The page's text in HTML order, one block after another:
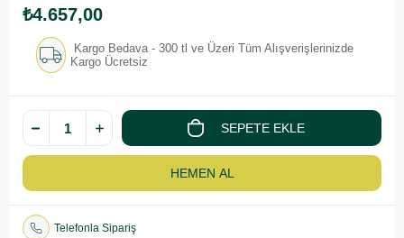
₺4.657,00
Kargo Bedava - 300 tl ve Üzeri Tüm Alışverişlerinizde
Kargo Ücretsiz
Telefonla Sipariş